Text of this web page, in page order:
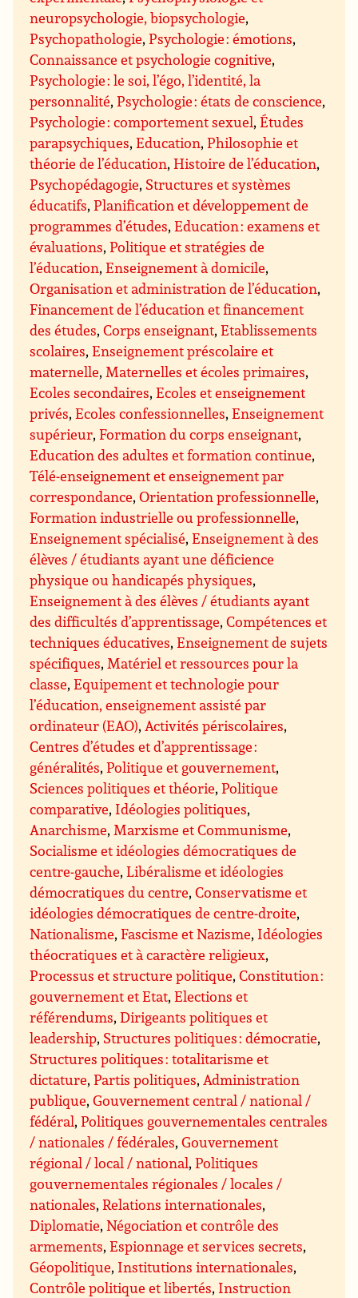
neuropsychologie, biopsychologie,
Psychopathologie,Psychologie : émotions,
Connaissance et psychologie cognitive,
Psychologie : le soi, l’égo, l’identité, la
personnalité,Psychologie : états de conscience,
Psychologie : comportement sexuel,Études
parapsychiques,Education,Philosophie et
théorie de l’éducation,Histoire de l’éducation,
Psychopédagogie, Structures et systèmes
éducatifs,Planification et développement de
programmes d’études,Education : examens et
évaluations,Politique et stratégies de
l’éducation,Enseignement à domicile,
Organisation et administration de l’éducation,
Financement de l’éducation et financement
des études,Corps enseignant,Etablissements
scolaires,Enseignement préscolaire et
maternelle,Maternelles et écoles primaires,
Ecoles secondaires,Ecoles et enseignement
privés,Ecoles confessionnelles,Enseignement
supérieur,Formation du corps enseignant,
Education des adultes et formation continue,
Télé-enseignement et enseignement par
correspondance,Orientation professionnelle,
Formation industrielle ou professionnelle,
Enseignement spécialisé,Enseignement à des
élèves / étudiants ayant une déficience
physique ou handicapés physiques,
Enseignement à des élèves / étudiants ayant
des difficultés d’apprentissage,Compétences et
techniques éducatives,Enseignement de sujets
spécifiques,Matériel et ressources pour la
classe,Equipement et technologie pour
l’éducation, enseignement assisté par
ordinateur (EAO),Activités périscolaires,
Centres d’études et d’apprentissage :
généralités,Politique et gouvernement,
Sciences politiques et théorie,Politique
comparative, Idéologies politiques,
Anarchisme,Marxisme et Communisme,
Socialisme et idéologies démocratiques de
centre-gauche,Libéralisme et idéologies
démocratiques du centre,Conservatisme et
idéologies démocratiques de centre-droite,
Nationalisme,Fascisme et Nazisme, Idéologies
théocratiques et à caractère religieux,
Processus et structure politique,Constitution :
gouvernement et Etat,Elections et
référendums,Dirigeants politiques et
leadership, Structures politiques : démocratie,
Structures politiques : totalitarisme et
dictature,Partis politiques,Administration
publique,Gouvernement central / national /
fédéral,Politiques gouvernementales centrales
/ nationales / fédérales,Gouvernement
régional / local / national,Politiques
gouvernementales régionales / locales /
nationales,Relations internationales,
Diplomatie,Négociation et contrôle des
armements,Espionnage et services secrets,
Géopolitique, Institutions internationales,
Contrôle politique et libertés, Instruction